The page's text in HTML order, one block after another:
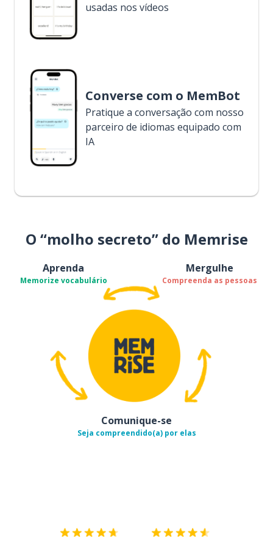
usadas nos vídeos
Converse com o MemBot
Pratique a conversação com nosso
parceiro de idiomas equipado com
IA
O “molho secreto” do Memrise
Aprenda
Memorize vocabulário
Mergulhe
Compreenda as pessoas
Comunique-se
Seja compreendido(a) por elas